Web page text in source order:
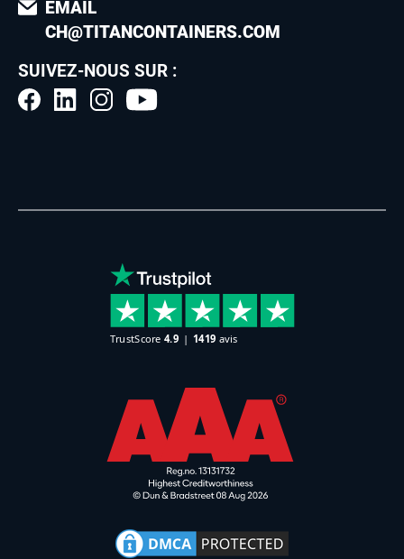
EMAIL
CH@TITANCONTAINERS.COM
SUIVEZ-NOUS SUR :